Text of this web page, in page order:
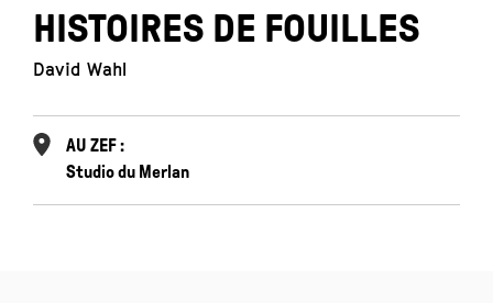
HISTOIRES DE FOUILLES
David Wahl
AU ZEF :
Studio du Merlan